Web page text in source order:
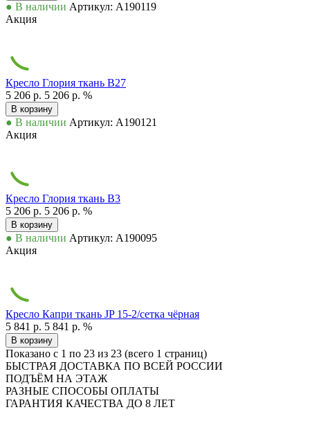
● В наличии Артикул: А190119
Акция
Кресло Глория ткань В27
5 206 р. 5 206 р. %
В корзину
● В наличии Артикул: А190121
Акция
Кресло Глория ткань В3
5 206 р. 5 206 р. %
В корзину
● В наличии Артикул: А190095
Акция
Кресло Капри ткань JP 15-2/сетка чёрная
5 841 р. 5 841 р. %
В корзину
Показано с 1 по 23 из 23 (всего 1 страниц)
БЫСТРАЯ ДОСТАВКА ПО ВСЕЙ РОССИИ
ПОДЪЁМ НА ЭТАЖ
РАЗНЫЕ СПОСОБЫ ОПЛАТЫ
ГАРАНТИЯ КАЧЕСТВА ДО 8 ЛЕТ